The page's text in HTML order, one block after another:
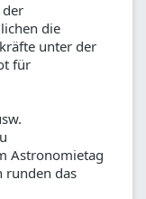
die
unter der
für
Astronomietag
runden das